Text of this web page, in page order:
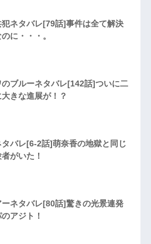
犯ネタバレ[79話]事件は全て解決
に・・・。
ブルーネタバレ[142話]ついに二
きな進展が！？
バレ[6-2話]萌奈香の地獄と同じ
がいた！
ネタバレ[80話]驚きの光景連発
アジト！